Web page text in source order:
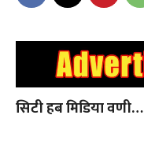
सिटी हब मिडिया वणी…